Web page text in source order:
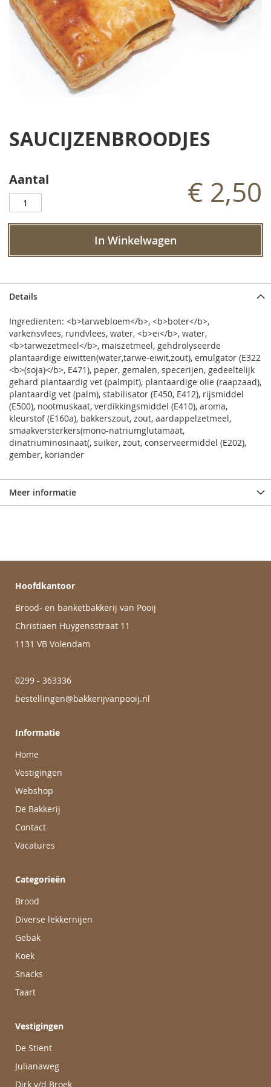
het
de
gallerij
SAUCIJZENBROODJES
Aantal € 2,50
In Winkelwagen
Details
Ingredienten: <b>tarwebloem</b>, <b>boter</b>,
varkensvlees, rundvlees, water, <b>ei</b>, water,
<b>tarwezetmeel</b>, maiszetmeel, gehdrolyseerde
plantaardige eiwitten(water,tarwe-eiwit,zout), emulgator (E322
<b>(soja)</b>, E471), peper, gemalen, specerijen, gedeeltelijk
gehard plantaardig vet (palmpit), plantaardige olie (raapzaad),
plantaardig vet (palm), stabilisator (E450, E412), rijsmiddel
(E500), nootmuskaat, verdikkingsmiddel (E410), aroma,
kleurstof (E160a), bakkerszout, zout, aardappelzetmeel,
smaakversterkers(mono-natriumglutamaat,
dinatriuminosinaat(, suiker, zout, conserveermiddel (E202),
gember, koriander
Meer informatie
Hoofdkantoor
Brood- en banketbakkerij van Pooij
Christiaen Huygensstraat 11
1131 VB Volendam
0299 - 363336
bestellingen@bakkerijvanpooij.nl
Informatie
Home
Vestigingen
Webshop
De Bakkerij
Contact
Vacatures
Categorieën
Brood
Diverse lekkernijen
Gebak
Koek
Snacks
Taart
Vestigingen
De Stient
Julianaweg
Dirk v/d Broek